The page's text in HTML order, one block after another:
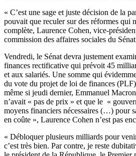
« C’est une sage et juste décision de la
pouvait que reculer sur des réformes qui
complète, Laurence Cohen, vice-
commission des affaires sociales du
Vendredi, le Sénat devra justement
finances rectificative qui prévoit 45
et aux salariés. Une somme qui
du vote du projet de loi de finances
même si jeudi dernier, Emmanuel
n’avait « pas de prix » et que le «
moyens financiers nécessaires (…) pour
en coûte », Laurence Cohen n’est pas
« Débloquer plusieurs milliards pour
c’est très bien. Par contre, je reste